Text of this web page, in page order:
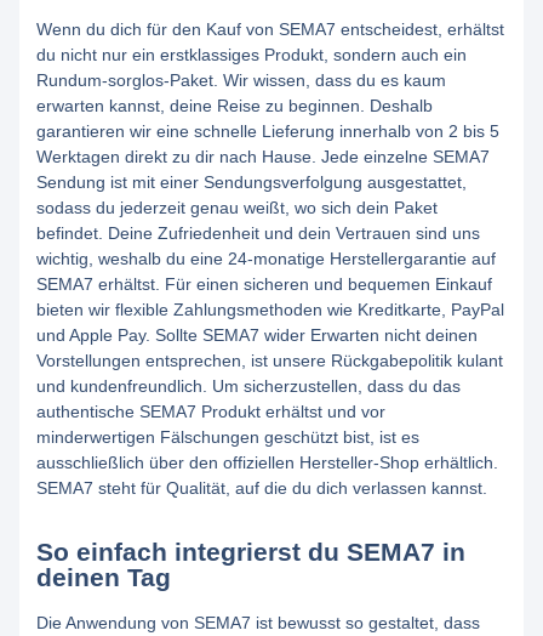
Wenn du dich für den Kauf von SEMA7 entscheidest, erhältst
du nicht nur ein erstklassiges Produkt, sondern auch ein
Rundum-sorglos-Paket. Wir wissen, dass du es kaum
erwarten kannst, deine Reise zu beginnen. Deshalb
garantieren wir eine schnelle Lieferung innerhalb von 2 bis 5
Werktagen direkt zu dir nach Hause. Jede einzelne SEMA7
Sendung ist mit einer Sendungsverfolgung ausgestattet,
sodass du jederzeit genau weißt, wo sich dein Paket
befindet. Deine Zufriedenheit und dein Vertrauen sind uns
wichtig, weshalb du eine 24-monatige Herstellergarantie auf
SEMA7 erhältst. Für einen sicheren und bequemen Einkauf
bieten wir flexible Zahlungsmethoden wie Kreditkarte, PayPal
und Apple Pay. Sollte SEMA7 wider Erwarten nicht deinen
Vorstellungen entsprechen, ist unsere Rückgabepolitik kulant
und kundenfreundlich. Um sicherzustellen, dass du das
authentische SEMA7 Produkt erhältst und vor
minderwertigen Fälschungen geschützt bist, ist es
ausschließlich über den offiziellen Hersteller-Shop erhältlich.
SEMA7 steht für Qualität, auf die du dich verlassen kannst.
So einfach integrierst du SEMA7 in
deinen Tag
Die Anwendung von SEMA7 ist bewusst so gestaltet, dass